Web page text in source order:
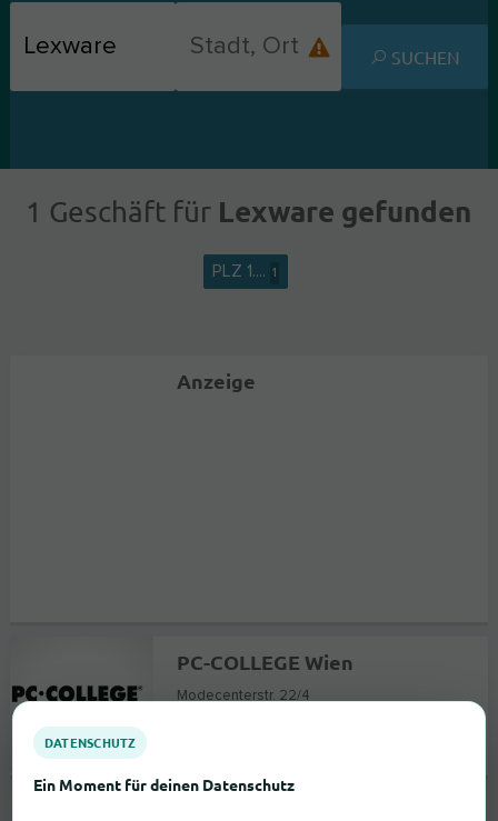
SUCHEN
1 Geschäft für Lexware gefunden
PLZ 1.... 1
Anzeige
PC-COLLEGE Wien
Modecenterstr. 22/4
DATENSCHUTZ
Ein Moment für deinen Datenschutz